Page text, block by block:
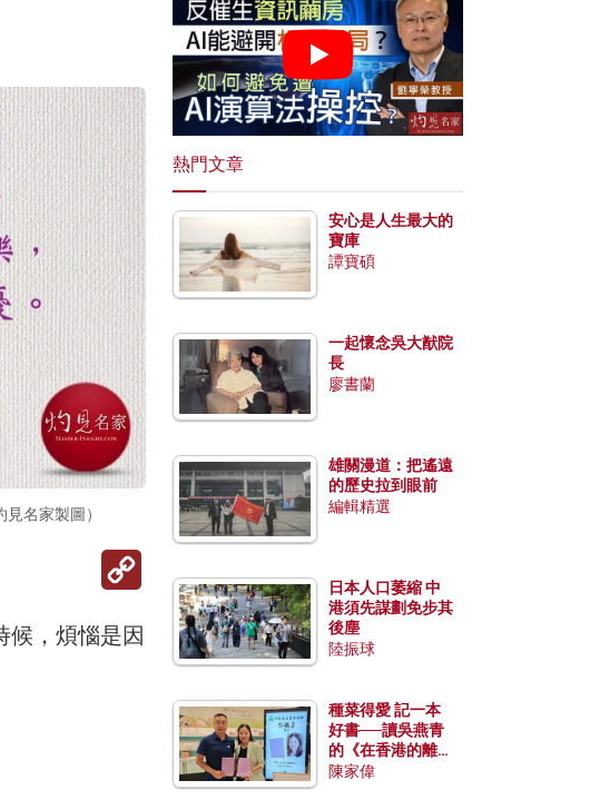
名家製圖）
候，煩惱是因
熱門文章
安心是人生最大的
寶庫
譚寶碩
一起懷念吳大猷院
長
廖書蘭
雄關漫道：把遙遠
的歷史拉到眼前
編輯精選
日本人口萎縮 中
港須先謀劃免步其
後塵
陸振球
種菜得愛 記一本
好書──讀吳燕青
的《在香港的離島
種菜》
陳家偉